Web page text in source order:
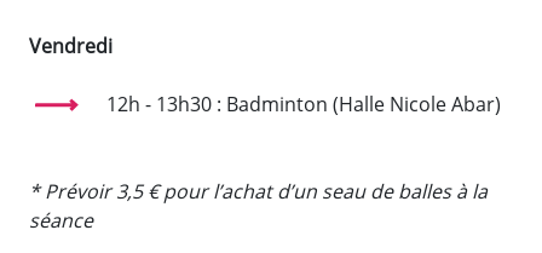
Vendredi
12h - 13h30 : Badminton (Halle Nicole Abar)
* Prévoir 3,5 € pour l’achat d’un seau de balles à la
séance